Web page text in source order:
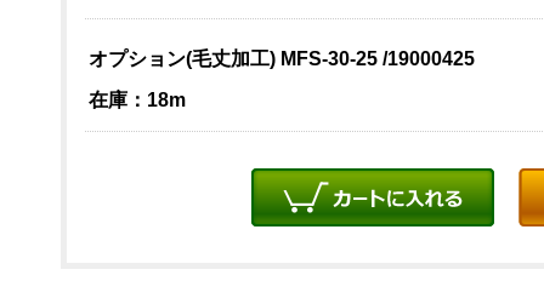
オプション(毛丈加工) MFS-30-25 /19000425
在庫：18m